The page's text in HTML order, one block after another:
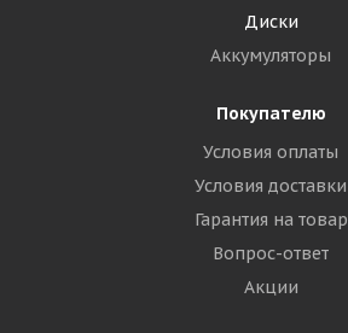
Диски
Аккумуляторы
Покупателю
Условия оплаты
Условия доставки
Гарантия на товар
Вопрос-ответ
Акции